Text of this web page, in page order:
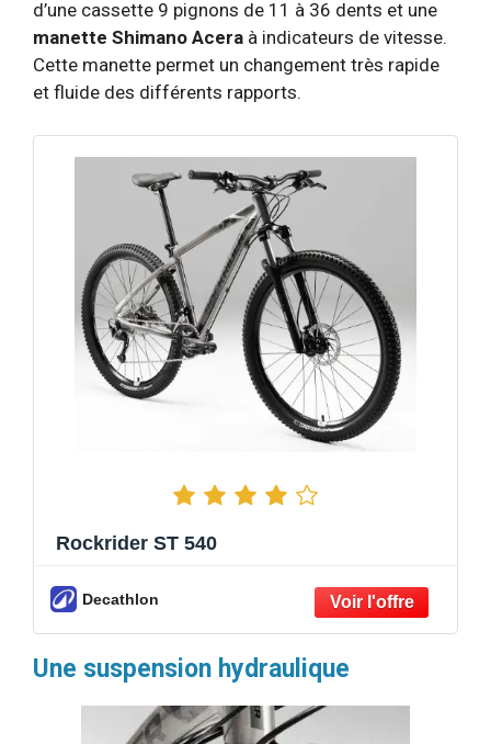
d’une cassette 9 pignons de 11 à 36 dents et une
manette Shimano Acera à indicateurs de vitesse.
Cette manette permet un changement très rapide
et fluide des différents rapports.
Rockrider ST 540
Decathlon
Une suspension hydraulique